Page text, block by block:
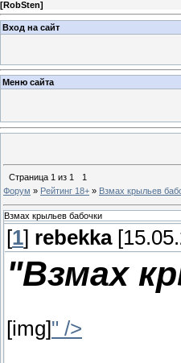
[RobSten]
Вход на сайт
Меню сайта
Страница 1 из 1
1
Форум » Рейтинг 18+ » Взмах крыльев
Взмах крыльев бабочки
[1] rebekka
"Взмах
[img]" />